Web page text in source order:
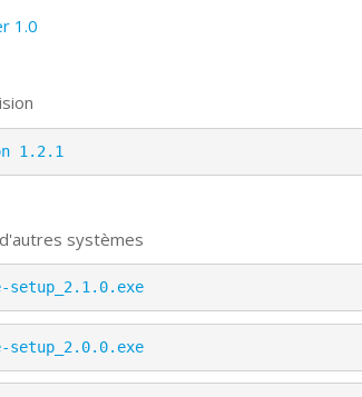
1.0
1.2.1
systèmes
setup_2.1.0.exe
setup_2.0.0.exe